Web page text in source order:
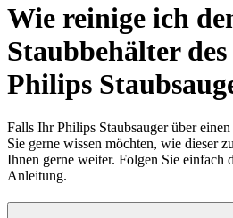
Wie reinige ich
Staubbehälter
Philips
Falls Ihr Philips Staubsauger über
Sie gerne wissen möchten, wie dieser
Ihnen gerne weiter. Folgen Sie einfach
Anleitung.